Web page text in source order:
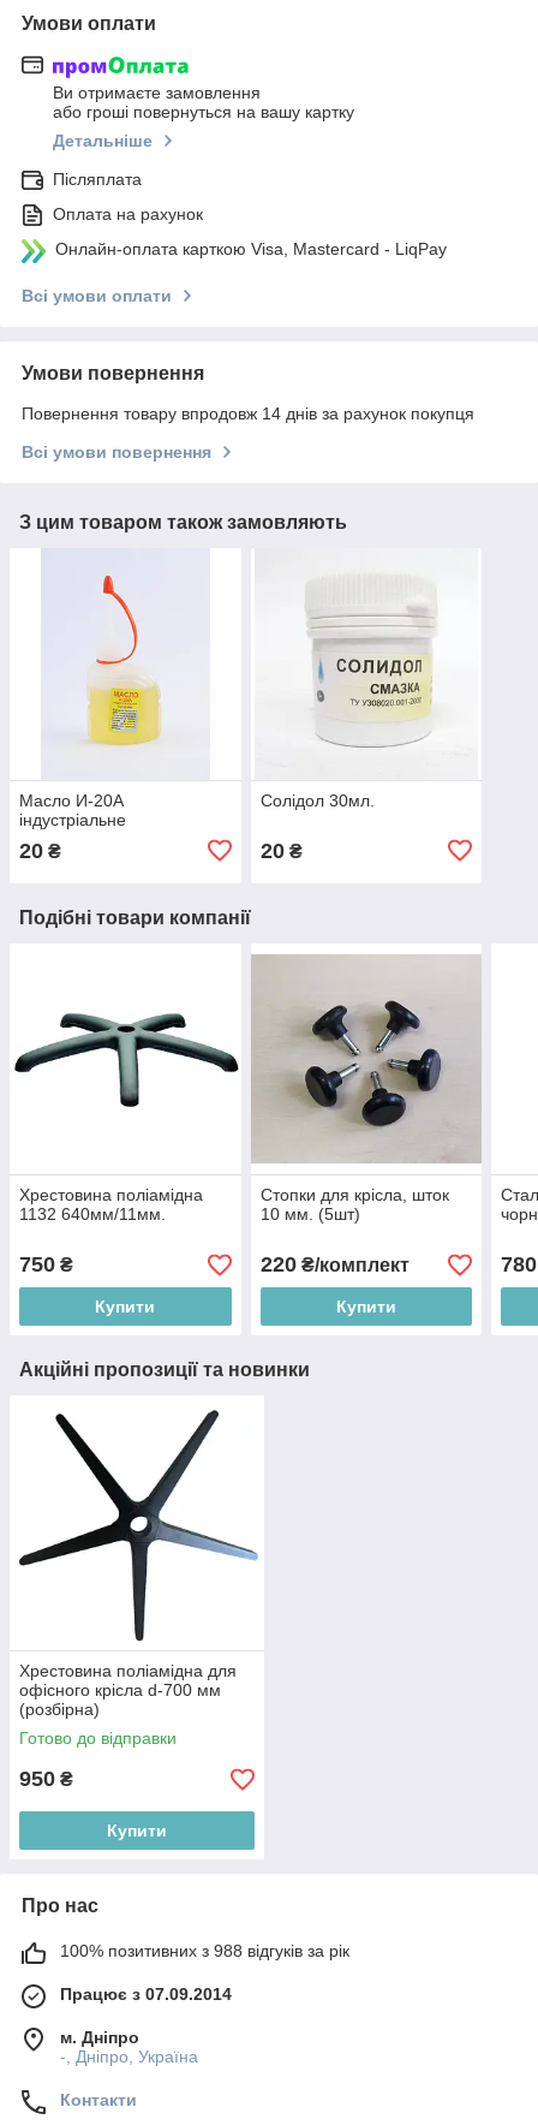
Умови оплати
Ви отримаєте замовлення
або гроші повернуться на вашу картку
Детальніше
Післяплата
Оплата на рахунок
Онлайн-оплата карткою Visa, Mastercard - LiqPay
Всі умови оплати
Умови повернення
Повернення товару впродовж 14 днів за рахунок покупця
Всі умови повернення
З цим товаром також замовляють
Масло И-20А
індустріальне
20 ₴
Солідол 30мл.
20₴
Подібні товари компанії
Хрестовина поліамідна
1132 640мм/11мм.
750 ₴
Купити
Стопки для крісла, шток
10 мм. (5шт)
220₴/комплект
Купити
780
Акційні пропозиції та новинки
Хрестовина поліамідна для
офісного крісла d-700 мм
(розбірна)
Готово до відправки
950 ₴
Купити
Про нас
100% позитивних з 988 відгуків за рік
Працює з 07.09.2014
м. Дніпро
-, Дніпро, Україна
Контакти